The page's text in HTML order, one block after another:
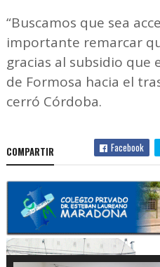
“Buscamos que sea
importante remarcar
gracias al subsidio que
de Formosa hacia el
cerró Córdoba.
COMPARTIR Facebook